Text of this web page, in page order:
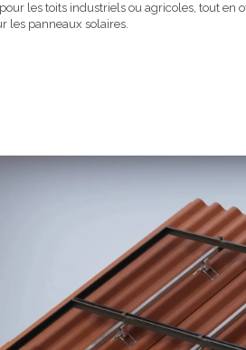
les toits industriels ou agricoles, tout en
les panneaux solaires.